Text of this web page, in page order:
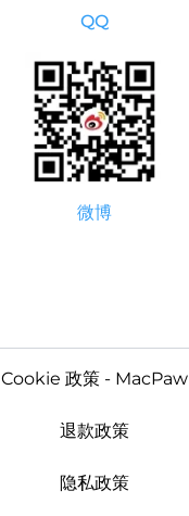
QQ
微博
Cookie 政策 - MacPaw
退款政策
隐私政策